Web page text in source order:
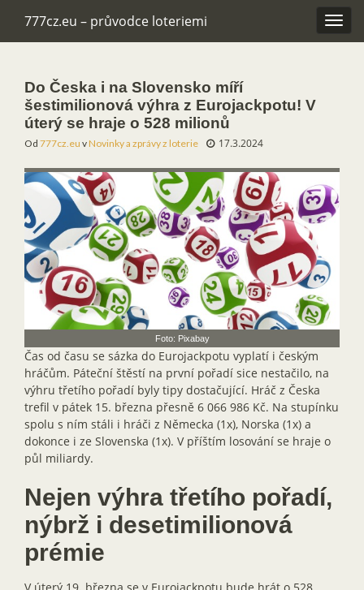
777cz.eu – průvodce loteriemi
Do Česka i na Slovensko míří
šestimilionová výhra z Eurojackpotu! V
úterý se hraje o 528 milionů
Od 777cz.eu vNovinky a zprávy z loterie 17.3.2024
Foto: Pixabay
Čas od času se sázka do Eurojackpotu vyplatí i českým
hráčům. Páteční štěstí na první pořadí sice nestačilo, na
výhru třetího pořadí byly tipy dostačující. Hráč z Česka
trefil v pátek 15. března přesně 6 066 986 Kč. Na stupínku
spolu s ním stáli i hráči z Německa (1x), Norska (1x) a
dokonce i ze Slovenska (1x). V příštím losování se hraje o
půl miliardy.
Nejen výhra třetího pořadí,
nýbrž i desetimilionová
prémie